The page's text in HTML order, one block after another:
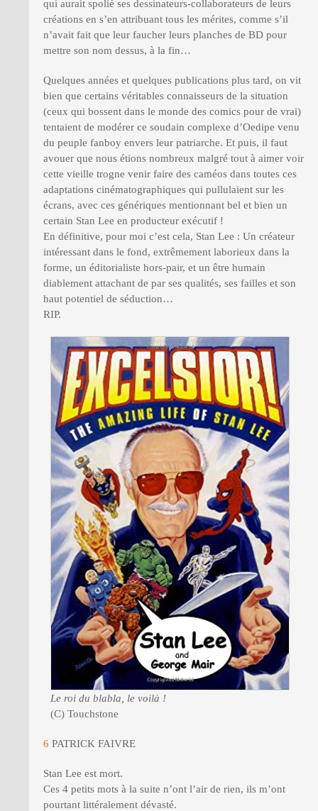
qui aurait spolié ses dessinateurs-collaborateurs de leurs
créations en s’en attribuant tous les mérites, comme s’il
n’avait fait que leur faucher leurs planches de BD pour
mettre son nom dessus, à la fin…
Quelques années et quelques publications plus tard, on vit
bien que certains véritables connaisseurs de la situation
(ceux qui bossent dans le monde des comics pour de vrai)
tentaient de modérer ce soudain complexe d’Oedipe venu
du peuple fanboy envers leur patriarche. Et puis, il faut
avouer que nous étions nombreux malgré tout à aimer voir
cette vieille trogne venir faire des caméos dans toutes ces
adaptations cinématographiques qui pullulaient sur les
écrans, avec ces génériques mentionnant bel et bien un
certain Stan Lee en producteur exécutif !
En définitive, pour moi c’est cela, Stan Lee : Un créateur
intéressant dans le fond, extrêmement laborieux dans la
forme, un éditorialiste hors-pair, et un être humain
diablement attachant de par ses qualités, ses failles et son
haut potentiel de séduction…
RIP.
Le roi du blabla, le voilà !
(C) Touchstone
6 PATRICK FAIVRE
Stan Lee est mort.
Ces 4 petits mots à la suite n’ont l’air de rien, ils m’ont
pourtant littéralement dévasté.